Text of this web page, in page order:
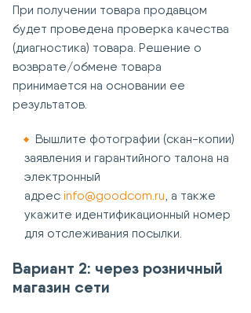
При получении товара продавцом
будет проведена проверка качества
(диагностика) товара. Решение о
возврате/обмене товара
принимается на основании ее
результатов.
Вышлите фотографии (скан-копии)
заявления и гарантийного талона на
электронный
адрес info@goodcom.ru, а также
укажите идентификационный номер
для отслеживания посылки.
Вариант 2: через розничный
магазин сети